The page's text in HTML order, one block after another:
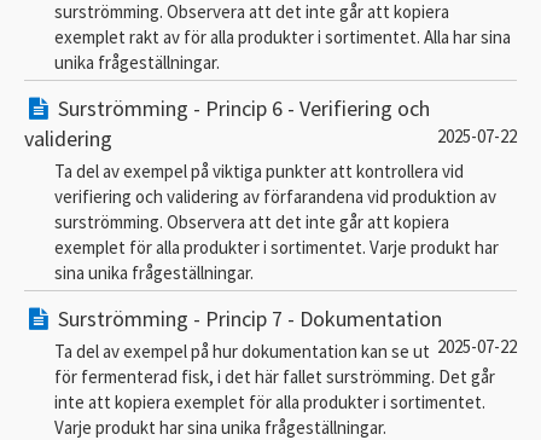
surströmming. Observera att det inte går att kopiera
exemplet rakt av för alla produkter i sortimentet. Alla har sina
unika frågeställningar.
Surströmming - Princip 6 - Verifiering och
validering
2025-07-22
Ta del av exempel på viktiga punkter att kontrollera vid
verifiering och validering av förfarandena vid produktion av
surströmming. Observera att det inte går att kopiera
exemplet för alla produkter i sortimentet. Varje produkt har
sina unika frågeställningar.
Surströmming - Princip 7 - Dokumentation
2025-07-22
Ta del av exempel på hur dokumentation kan se ut
för fermenterad fisk, i det här fallet surströmming. Det går
inte att kopiera exemplet för alla produkter i sortimentet.
Varje produkt har sina unika frågeställningar.